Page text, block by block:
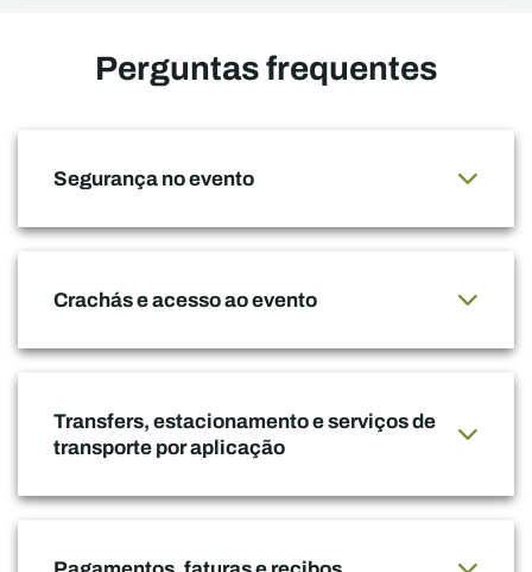
Perguntas frequentes
Segurança no evento
Crachás e acesso ao evento
Transfers, estacionamento e serviços de
transporte por aplicação